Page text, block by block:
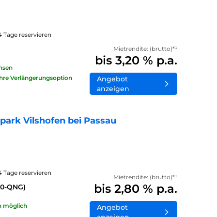
reservieren
Verlängerungsoption
Mietrendite: (brutto)*¹
bis 3,20 % p.a.
Angebot
anzeigen
Vilshofen bei Passau
reservieren
QNG)
möglich
Mietrendite: (brutto)*¹
bis 2,80 % p.a.
Angebot